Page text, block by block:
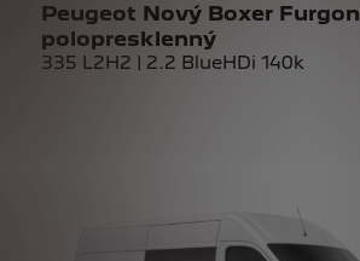
Peugeot Nový Boxer Furgon
polopresklenný
335 L2H2 | 2.2 BlueHDi 140k